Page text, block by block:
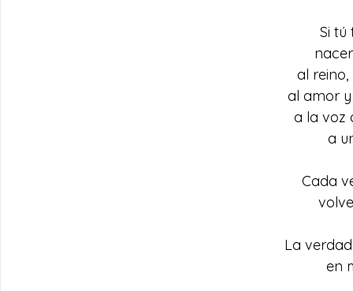
Si tú
al
al amor
a la voz
a
Cada
La
en